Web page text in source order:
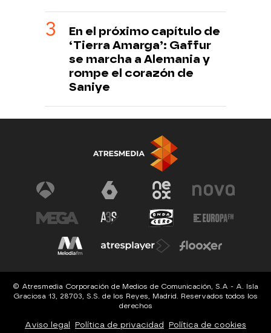
En el próximo capítulo de
‘Tierra Amarga’: Gaffur
se marcha a Alemania y
rompe el corazón de
Saniye
© Atresmedia Corporación de Medios de Comunicación, S.A - A. Isla
Graciosa 13, 28703, S.S. de los Reyes, Madrid. Reservados todos los
derechos
Aviso legal Política de privacidad Política de cookies